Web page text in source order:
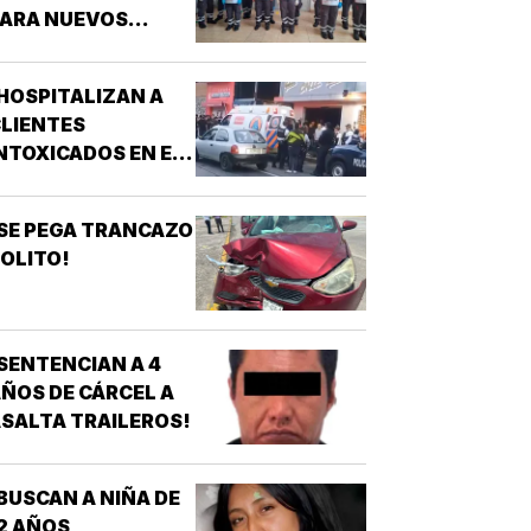
NUEVOS
A
EN EL
PEGA TRANCAZO
A 4
DE CÁRCEL A
TRAILEROS!
A NIÑA DE